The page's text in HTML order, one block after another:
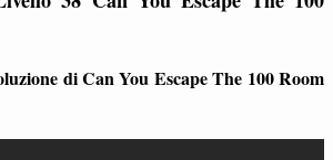
di Can You Escape The 100 Room